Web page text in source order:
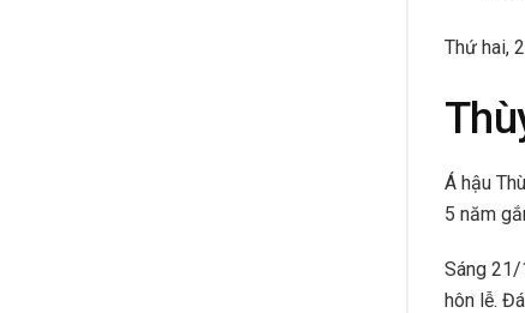
Thứ hai,
Á hậu
5 năm
Sáng 21/
hôn lễ.